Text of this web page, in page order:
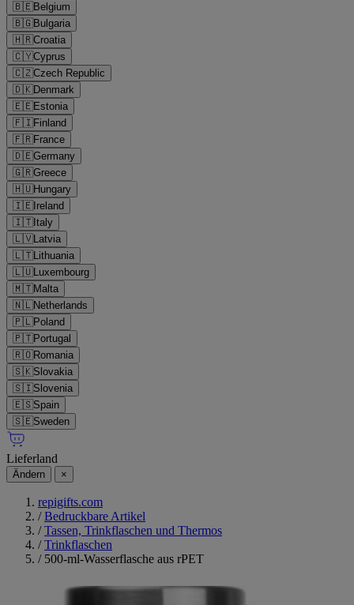
🇧🇪Belgium
🇧🇬Bulgaria
🇭🇷Croatia
🇨🇾Cyprus
🇨🇿Czech Republic
🇩🇰Denmark
🇪🇪Estonia
🇫🇮Finland
🇫🇷France
🇩🇪Germany
🇬🇷Greece
🇭🇺Hungary
🇮🇪Ireland
🇮🇹Italy
🇱🇻Latvia
🇱🇹Lithuania
🇱🇺Luxembourg
🇲🇹Malta
🇳🇱Netherlands
🇵🇱Poland
🇵🇹Portugal
🇷🇴Romania
🇸🇰Slovakia
🇸🇮Slovenia
🇪🇸Spain
🇸🇪Sweden
Lieferland
Ändern ×
repigifts.com
/ Bedruckbare Artikel
/ Tassen, Trinkflaschen und Thermos
/ Trinkflaschen
/ 500-ml-Wasserflasche aus rPET